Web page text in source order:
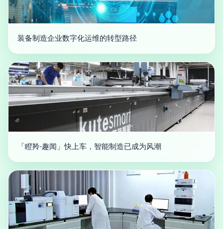
装备制造企业数字化运维的转型路径
「瞪羚·趣闻」快上车，智能制造已成为风潮